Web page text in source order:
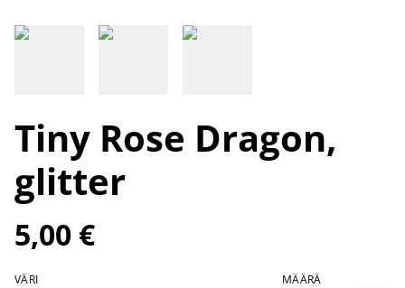
Tiny Rose Dragon,
glitter
5,00 €
VÄRI MÄÄRÄ